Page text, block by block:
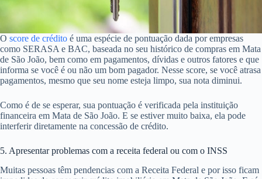
O score de crédito é uma espécie de pontuação dada por empresas
como SERASA e BAC, baseada no seu histórico de compras em Mata
de São João, bem como em pagamentos, dívidas e outros fatores e que
informa se você é ou não um bom pagador. Nesse score, se você atrasa
pagamentos, mesmo que seu nome esteja limpo, sua nota diminui.
Como é de se esperar, sua pontuação é verificada pela instituição
financeira em Mata de São João. E se estiver muito baixa, ela pode
interferir diretamente na concessão de crédito.
5. Apresentar problemas com a receita federal ou com o INSS
Muitas pessoas têm pendencias com a Receita Federal e por isso ficam